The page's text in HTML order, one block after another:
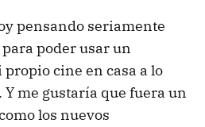
pensando seriamente
poder usar un
cine en casa a lo
me gustaría que fuera un
los nuevos